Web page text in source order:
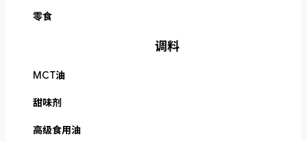
零食
调料
MCT油
甜味剂
高级食用油